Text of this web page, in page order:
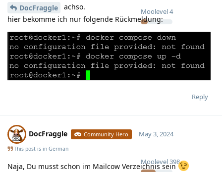
Moolevel4
DocFraggle
achso.
hier bekomme ich nur folgende Rückmeldung:
Reply
DocFraggle Community Hero
Moolevel398
May 3, 2024
This post is in German
Naja, Du musst schon im Mailcow Verzeichnis sein